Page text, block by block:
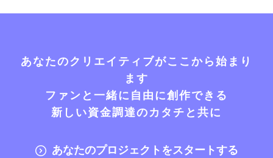
あなたのクリエイティブがここから始まり
ます
ファンと一緒に自由に創作できる
新しい資金調達のカタチと共に
あなたのプロジェクトをスタートする